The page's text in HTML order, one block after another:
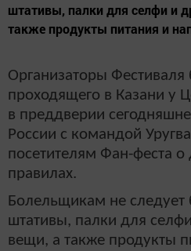
штативы, палки для селфи и
также продукты питания и
Организаторы Фестиваля
проходящего в Казани у
в преддверии
России с командой
посетителям Фан-феста
правилах.
Болельщикам не следует
штативы, палки для
вещи, а также продукты